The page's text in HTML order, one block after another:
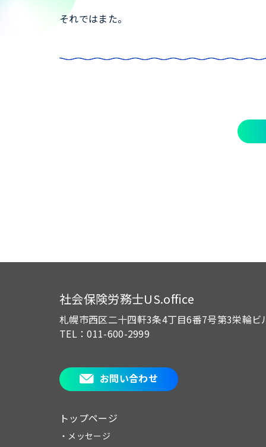
それではまた。
社会保険労務士US.office
札幌市西区二十四軒3条4丁目6番7号第3栄輪ビ
TEL：011-600-2999
お問い合わせ
トップページ
・メッセージ